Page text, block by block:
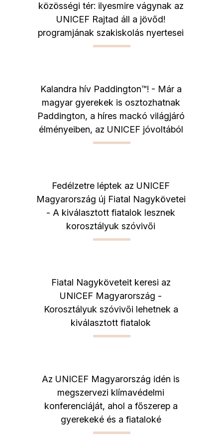
közösségi tér: ilyesmire vágynak az
UNICEF Rajtad áll a jövőd!
programjának szakiskolás nyertesei
Kalandra hív Paddington™! - Már a
magyar gyerekek is osztozhatnak
Paddington, a híres mackó világjáró
élményeiben, az UNICEF jóvoltából
Fedélzetre léptek az UNICEF
Magyarország új Fiatal Nagykövetei
- A kiválasztott fiatalok lesznek
korosztályuk szóvivői
Fiatal Nagyköveteit keresi az
UNICEF Magyarország -
Korosztályuk szóvivői lehetnek a
kiválasztott fiatalok
Az UNICEF Magyarország idén is
megszervezi klímavédelmi
konferenciáját, ahol a főszerep a
gyerekeké és a fiataloké